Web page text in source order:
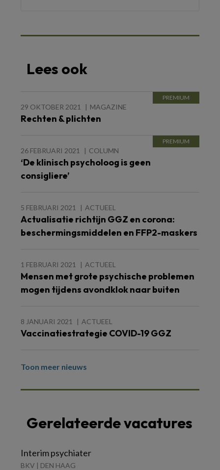
Lees ook
29 OKTOBER 2021 MAGAZINE
Rechten & plichten
26 FEBRUARI 2021 COLUMN
‘De klinisch psycholoog is geen
consigliere’
5 FEBRUARI 2021 ACTUEEL
Actualisatie richtijn GGZ en corona:
beschermingsmiddelen en FFP2-maskers
1 FEBRUARI 2021 ACTUEEL
Mensen met grote psychische problemen
mogen tijdens avondklok naar buiten
8 JANUARI 2021 ACTUEEL
Vaccinatiestrategie COVID-19 GGZ
Toon meer nieuws
Gerelateerde vacatures
Interim psychiater
BKV | DEN HAAG